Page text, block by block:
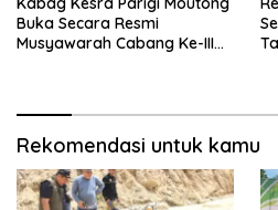
Buka Secara Resmi
Musyawarah Cabang Ke-III
Rekomendasi untuk kamu